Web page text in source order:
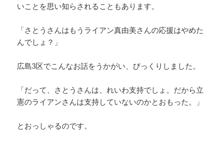
いことを思い知らされることもあります。
「さとうさんはもうライアン真由美さんの応援はやめた
んでしょ？」
広島3区でこんなお話をうかがい、びっくりしました。
「だって、さとうさんは、れいわ支持でしょ。だから立
憲のライアンさんは支持していないのかとおもった。」
とおっしゃるのです。